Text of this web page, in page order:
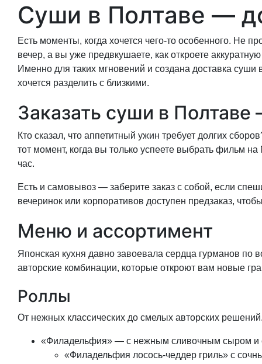
Суши в Полтаве —
Есть моменты, когда хочется чего-то особенного. Не
вечер, а вы уже предвкушаете, как откроете
Именно для таких мгновений и создана доставка
хочется разделить с близкими.
Заказать суши в
Кто сказал, что аппетитный ужин требует долгих
тот момент, когда вы только успеете выбрать фильм
час.
Есть и самовывоз — заберите заказ с собой, если
вечеринок или корпоративов доступен предзаказ,
Меню и ассортимент
Японская кухня давно завоевала сердца гурманов
авторские комбинации, которые откроют вам новые
Роллы
От нежных классических до смелых авторских
«Филадельфия» — с нежным сливочным сыром и
«Филадельфия лосось-чеддер гриль» с